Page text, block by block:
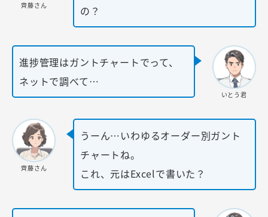
齊藤さん
の？
進捗管理はガントチャートでって、
ネットで調べて…
いとう君
齊藤さん
うーん…いわゆるオーダー別ガント
チャートね。
これ、元はExcelで書いた？